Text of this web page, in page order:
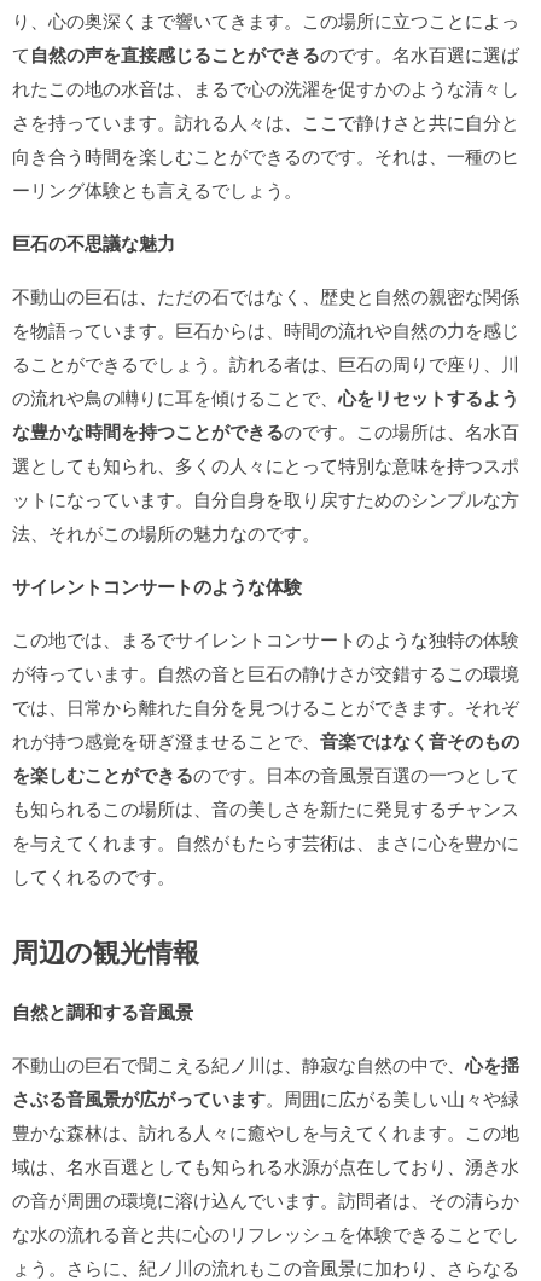
り、心の奥深くまで響いてきます。この場所に立つことによっ
て自然の声を直接感じることができるのです。名水百選に選ば
れたこの地の水音は、まるで心の洗濯を促すかのような清々し
さを持っています。訪れる人々は、ここで静けさと共に自分と
向き合う時間を楽しむことができるのです。それは、一種のヒ
ーリング体験とも言えるでしょう。
巨石の不思議な魅力
不動山の巨石は、ただの石ではなく、歴史と自然の親密な関係
を物語っています。巨石からは、時間の流れや自然の力を感じ
ることができるでしょう。訪れる者は、巨石の周りで座り、川
の流れや鳥の囀りに耳を傾けることで、心をリセットするよう
な豊かな時間を持つことができるのです。この場所は、名水百
選としても知られ、多くの人々にとって特別な意味を持つスポ
ットになっています。自分自身を取り戻すためのシンプルな方
法、それがこの場所の魅力なのです。
サイレントコンサートのような体験
この地では、まるでサイレントコンサートのような独特の体験
が待っています。自然の音と巨石の静けさが交錯するこの環境
では、日常から離れた自分を見つけることができます。それぞ
れが持つ感覚を研ぎ澄ませることで、 音楽ではなく音そのもの
を楽しむことができるのです。日本の音風景百選の一つとして
も知られるこの場所は、音の美しさを新たに発見するチャンス
を与えてくれます。自然がもたらす芸術は、まさに心を豊かに
してくれるのです。
周辺の観光情報
自然と調和する音風景
不動山の巨石で聞こえる紀ノ川は、静寂な自然の中で、心を揺
さぶる音風景が広がっています。周囲に広がる美しい山々や緑
豊かな森林は、訪れる人々に癒やしを与えてくれます。この地
域は、名水百選としても知られる水源が点在しており、湧き水
の音が周囲の環境に溶け込んでいます。訪問者は、その清らか
な水の流れる音と共に心のリフレッシュを体験できることでし
ょう。さらに、紀ノ川の流れもこの音風景に加わり、さらなる